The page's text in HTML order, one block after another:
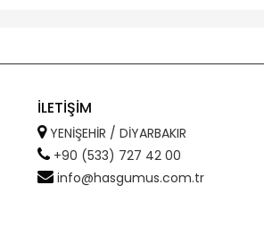
İLETİŞİM
YENİŞEHİR / DİYARBAKIR
+90 (533) 727 42 00
info@hasgumus.com.tr